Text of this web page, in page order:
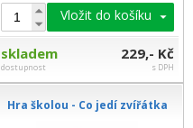
Vložit do košíku
skladem
dostupnost
229,- Kč
s DPH
Hra školou - Co jedí zvířátka